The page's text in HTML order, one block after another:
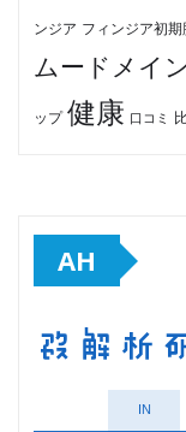
ンジア フィンジア初
ムードメイン
ップ 健康 口コミ
AH